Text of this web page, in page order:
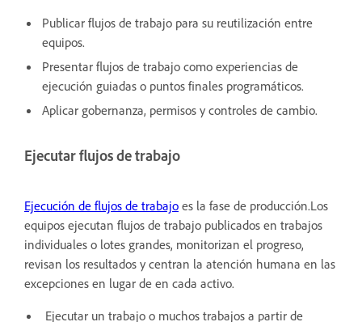
Publicar flujos de trabajo para su reutilización entre
equipos.
Presentar flujos de trabajo como experiencias de
ejecución guiadas o puntos finales programáticos.
Aplicar gobernanza, permisos y controles de cambio.
Ejecutar flujos de trabajo
Ejecución de flujos de trabajo es la fase de producción.Los
equipos ejecutan flujos de trabajo publicados en trabajos
individuales o lotes grandes, monitorizan el progreso,
revisan los resultados y centran la atención humana en las
excepciones en lugar de en cada activo.
Ejecutar un trabajo o muchos trabajos a partir de